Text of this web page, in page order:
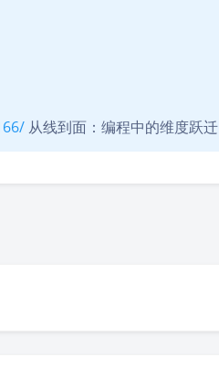
从线到面：编程中的维度跃迁